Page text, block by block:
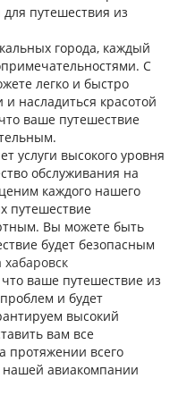
путешествия из
города, каждый
С
легко и быстро
насладиться красотой
ваше путешествие
услуги высокого уровня
обслуживания на
каждого нашего
путешествие
Вы можете быть
будет безопасным
ваше путешествие из
и будет
высокий
вам все
протяжении всего
нашей авиакомпании